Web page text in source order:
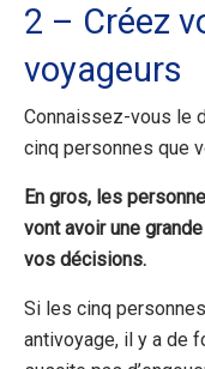
2 – Créez
voyageurs
Connaissez-vous le
cinq personnes que
En gros, les
vont avoir une
vos décisions.
Si les cinq
antivoyage, il y a de